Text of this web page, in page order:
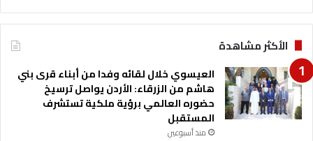
ا
:
ح
ك
م
ة
ا
الأكثر مشاهدة
العيسوي خلال لقائه وفدا من أبناء قرى بني
هاشم من الزرقاء: الأردن يواصل ترسيخ
حضوره العالمي برؤية ملكية تستشرف
المستقبل
منذ أسبوعين